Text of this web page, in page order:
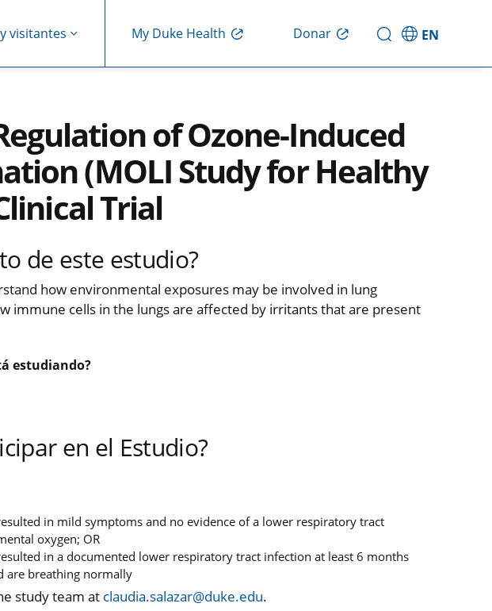
visitantes My Duke Health Donar EN
of Ozone-Induced
(MOLI Study for Healthy
Trial
de este estudio?
how environmental exposures may be involved in lung
immune cells in the lungs are affected by irritants that are present
estudiando?
en el Estudio?
in mild symptoms and no evidence of a lower respiratory tract
oxygen; OR
in a documented lower respiratory tract infection at least 6 months
are breathing normally
study team at claudia.salazar@duke.edu.